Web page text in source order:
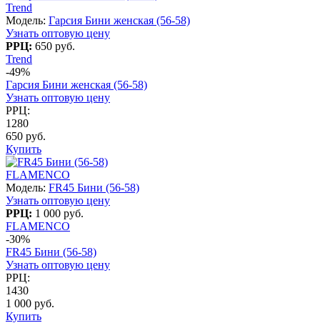
Trend
Модель: Гарсия Бини женская (56-58)
Узнать оптовую цену
РРЦ: 650 руб.
Trend
-49%
Гарсия Бини женская (56-58)
Узнать оптовую цену
РРЦ:
1280
650 руб.
Купить
FLAMENCO
Модель: FR45 Бини (56-58)
Узнать оптовую цену
РРЦ: 1 000 руб.
FLAMENCO
-30%
FR45 Бини (56-58)
Узнать оптовую цену
РРЦ:
1430
1 000 руб.
Купить